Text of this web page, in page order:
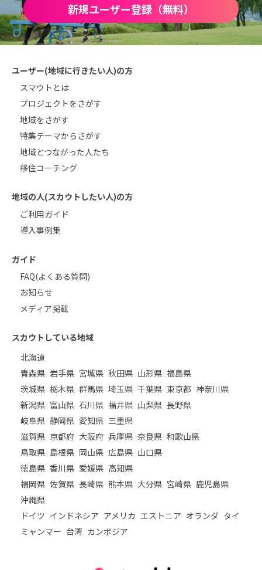
新規ユーザー登録（無料）
ユーザー(地域に行きたい人)の方
スマウトとは
プロジェクトをさがす
地域をさがす
特集テーマからさがす
地域とつながった人たち
移住コーチング
地域の人(スカウトしたい人)の方
ご利用ガイド
導入事例集
ガイド
FAQ(よくある質問)
お知らせ
メディア掲載
スカウトしている地域
北海道
青森県 岩手県 宮城県 秋田県 山形県 福島県
茨城県 栃木県 群馬県 埼玉県 千葉県 東京都 神奈川県
新潟県 富山県 石川県 福井県 山梨県 長野県
岐阜県 静岡県 愛知県 三重県
滋賀県 京都府 大阪府 兵庫県 奈良県 和歌山県
鳥取県 島根県 岡山県 広島県 山口県
徳島県 香川県 愛媛県 高知県
福岡県 佐賀県 長崎県 熊本県 大分県 宮崎県 鹿児島県
沖縄県
ドイツ インドネシア アメリカ エストニア オランダ タイ
ミャンマー 台湾 カンボジア